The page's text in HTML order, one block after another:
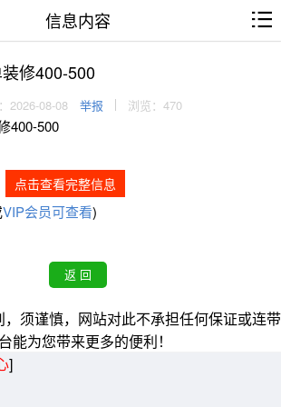
信息内容
修400-500
2026-08-08 举报 浏览：470
400-500
点击查看完整信息
VIP会员可查看)
须谨慎，网站对此不承担任何保证或连带
能为您带来更多的便利！
]